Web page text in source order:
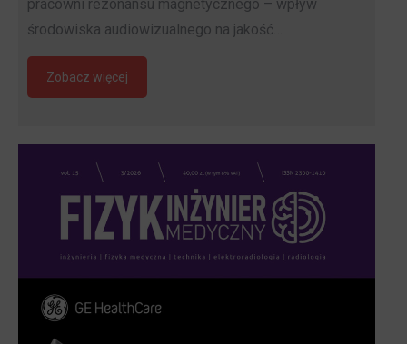
pracowni rezonansu magnetycznego – wpływ
środowiska audiowizualnego na jakość…
Zobacz więcej